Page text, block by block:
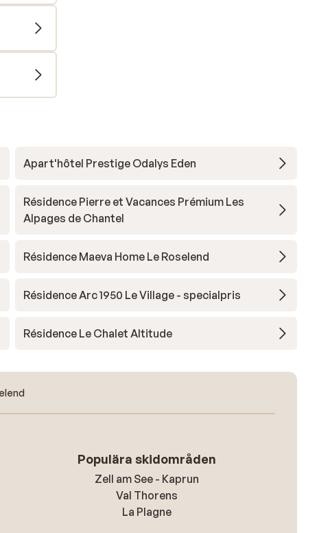
Apart'hôtel Prestige Odalys Eden
Résidence Pierre et Vacances Prémium Les
Alpages de Chantel
Résidence Maeva Home Le Roselend
Résidence Arc 1950 Le Village - specialpris
Résidence Le Chalet Altitude
Populära skidområden
Zell am See - Kaprun
Val Thorens
La Plagne